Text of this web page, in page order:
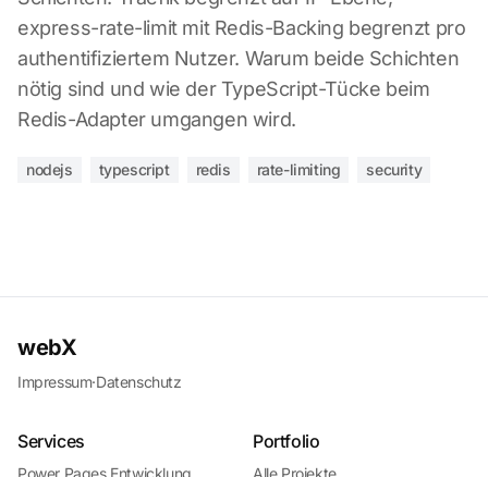
express-rate-limit mit Redis-Backing begrenzt pro
authentifiziertem Nutzer. Warum beide Schichten
nötig sind und wie der TypeScript-Tücke beim
Redis-Adapter umgangen wird.
nodejs typescript redis rate-limiting security
webX
Impressum·Datenschutz
Services
Power Pages Entwicklung
Portfolio
Alle Projekte